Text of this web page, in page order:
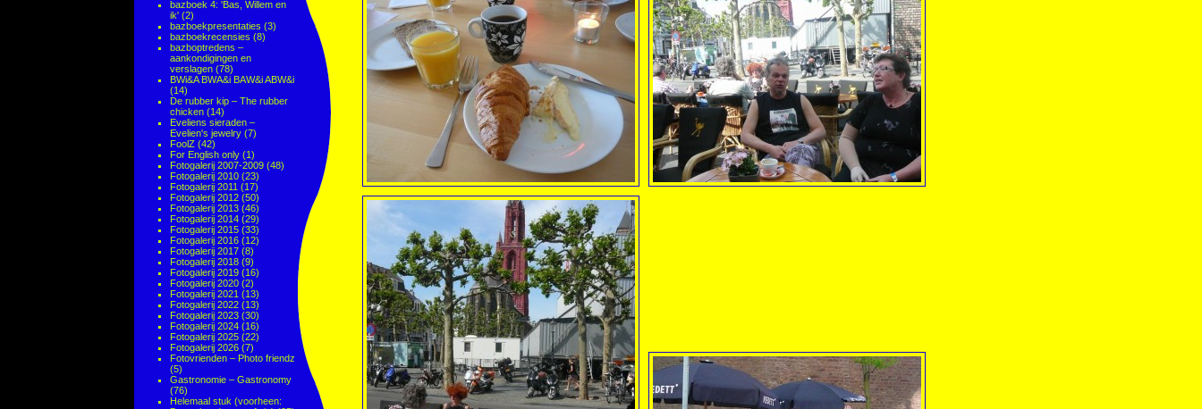
bazboek 4: 'Bas, Willem en
ik' (2)
bazboekpresentaties (3)
bazboekrecensies (8)
bazboptredens –
aankondigingen en
verslagen (78)
BWi&A BWA&i BAW&i ABW&i
(14)
De rubber kip – The rubber
chicken (14)
Eveliens sieraden –
Evelien's jewelry (7)
FoolZ (42)
For English only (1)
Fotogalerij 2007-2009 (48)
Fotogalerij 2010 (23)
Fotogalerij 2011 (17)
Fotogalerij 2012 (50)
Fotogalerij 2013 (46)
Fotogalerij 2014 (29)
Fotogalerij 2015 (33)
Fotogalerij 2016 (12)
Fotogalerij 2017 (8)
Fotogalerij 2018 (9)
Fotogalerij 2019 (16)
Fotogalerij 2020 (2)
Fotogalerij 2021 (13)
Fotogalerij 2022 (13)
Fotogalerij 2023 (30)
Fotogalerij 2024 (16)
Fotogalerij 2025 (22)
Fotogalerij 2026 (7)
Fotovrienden – Photo friendz
(5)
Gastronomie – Gastronomy
(76)
Helemaal stuk (voorheen: